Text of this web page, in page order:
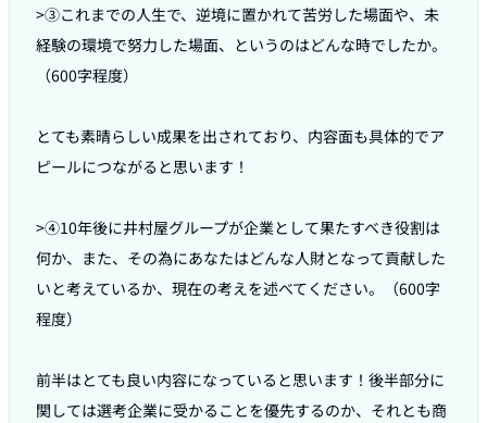
>③これまでの人生で、逆境に置かれて苦労した場面や、未
経験の環境で努力した場面、というのはどんな時でしたか。
（600字程度）
とても素晴らしい成果を出されており、内容面も具体的でア
ピールにつながると思います！
>④10年後に井村屋グループが企業として果たすべき役割は
何か、また、その為にあなたはどんな人財となって貢献した
いと考えているか、現在の考えを述べてください。（600字
程度）
前半はとても良い内容になっていると思います！後半部分に
関しては選考企業に受かることを優先するのか、それとも商